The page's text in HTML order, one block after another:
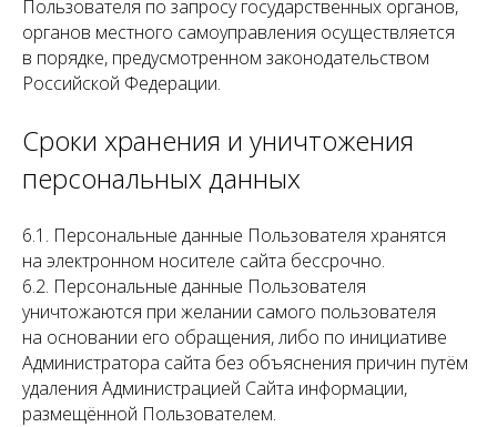
Пользователя по запросу государственных органов,
органов местного самоуправления осуществляется
в порядке, предусмотренном законодательством
Российской Федерации.
Сроки хранения и уничтожения
персональных данных
6.1. Персональные данные Пользователя хранятся
на электронном носителе сайта бессрочно.
6.2. Персональные данные Пользователя
уничтожаются при желании самого пользователя
на основании его обращения, либо по инициативе
Администратора сайта без объяснения причин путём
удаления Администрацией Сайта информации,
размещённой Пользователем.